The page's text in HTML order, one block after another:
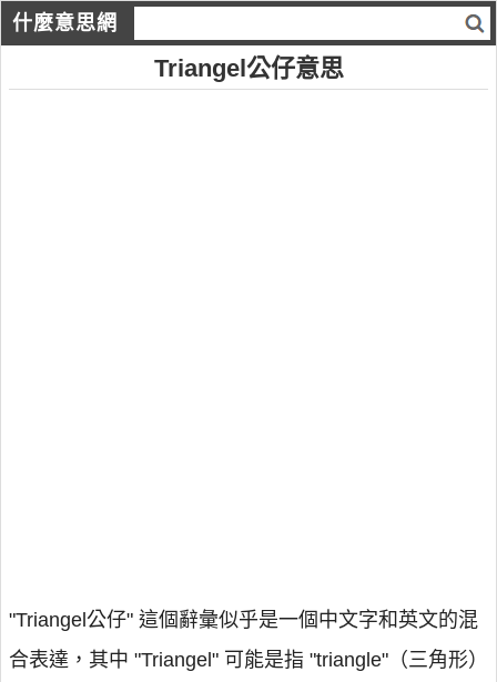
什麼意思網
Triangel公仔意思
"Triangel公仔" 這個辭彙似乎是一個中文字和英文的混
合表達，其中 "Triangel" 可能是指 "triangle"（三角形）